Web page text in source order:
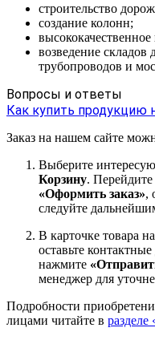
строительство
создание колонн;
возведение
трубопроводов и
Вопросы и ответы
Как купить продукцию
Заказ на нашем сайте
Выберите
Корзину.
«Оформить заказ»,
следуйте
В карточке товара
оставьте
нажмите
менеджер для
Подробности
лицами читайте в разделе